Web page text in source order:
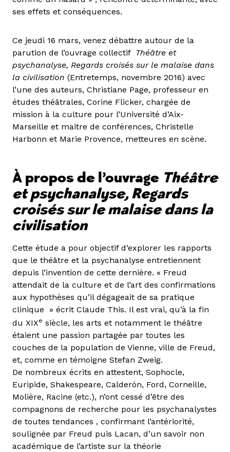
ses effets et conséquences.
Ce jeudi 16 mars, venez débattre autour de la
parution de l’ouvrage collectif Théâtre et
psychanalyse, Regards croisés sur le malaise dans
la civilisation (Entretemps, novembre 2016) avec
l’une des auteurs, Christiane Page, professeur en
études théâtrales, Corine Flicker, chargée de
mission à la culture pour l’Université d’Aix-
Marseille et maitre de conférences, Christelle
Harbonn et Marie Provence, metteures en scène.
À propos de l’ouvrage Théâtre
et psychanalyse, Regards
croisés sur le malaise dans la
civilisation
Cette étude a pour objectif d’explorer les rapports
que le théâtre et la psychanalyse entretiennent
depuis l’invention de cette dernière. « Freud
attendait de la culture et de l’art des confirmations
aux hypothèses qu’il dégageait de sa pratique
clinique » écrit Claude This. Il est vrai, qu’à la fin
du XIXe siècle, les arts et notamment le théâtre
étaient une passion partagée par toutes les
couches de la population de Vienne, ville de Freud,
et, comme en témoigne Stefan Zweig.
De nombreux écrits en attestent, Sophocle,
Euripide, Shakespeare, Calderón, Ford, Corneille,
Molière, Racine (etc.), n’ont cessé d’être des
compagnons de recherche pour les psychanalystes
de toutes tendances , confirmant l’antériorité,
soulignée par Freud puis Lacan, d’un savoir non
académique de l’artiste sur la théorie